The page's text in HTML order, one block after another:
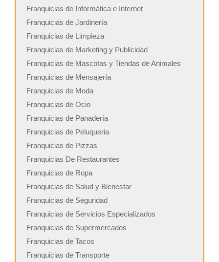
Franquicias de Informática e Internet
Franquicias de Jardinería
Franquicias de Limpieza
Franquicias de Marketing y Publicidad
Franquicias de Mascotas y Tiendas de Animales
Franquicias de Mensajería
Franquicias de Moda
Franquicias de Ocio
Franquicias de Panadería
Franquicias de Peluqueria
Franquicias de Pizzas
Franquicias De Restaurantes
Franquicias de Ropa
Franquicias de Salud y Bienestar
Franquicias de Seguridad
Franquicias de Servicios Especializados
Franquicias de Supermercados
Franquicias de Tacos
Franquicias de Transporte